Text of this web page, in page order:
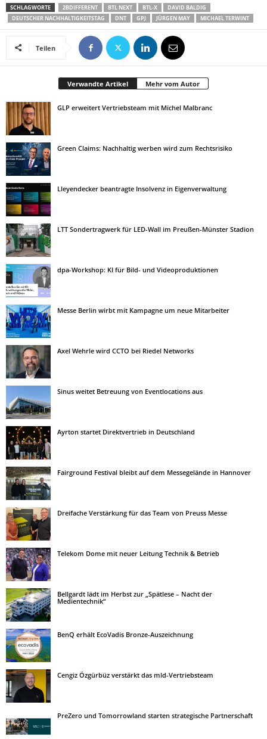
SCHLAGWORTE 2BDIFFERENT BTL NEXT BTL-X
DAVID BALDIG
DEUTSCHER NACHHALTIGKEITSTAG
DNT GPJ JÜRGEN MAY MICHAEL TERWINT
Teilen
Verwandte Artikel Mehr vom Autor
GLP erweitert Vertriebsteam mit Michel Malbranc
Green Claims: Nachhaltig werben wird zum Rechtsrisiko
Lleyendecker beantragte Insolvenz in Eigenverwaltung
LTT Sondertragwerk für LED-Wall im Preußen-Münster Stadion
dpa-Workshop: KI für Bild- und Videoproduktionen
Messe Berlin wirbt mit Kampagne um neue Mitarbeiter
Axel Wehrle wird CCTO bei Riedel Networks
Sinus weitet Betreuung von Eventlocations aus
Ayrton startet Direktvertrieb in Deutschland
Fairground Festival bleibt auf dem Messegelände in Hannover
Dreifache Verstärkung für das Team von Preuss Messe
Telekom Dome mit neuer Leitung Technik & Betrieb
Bellgardt lädt im Herbst zur „Spätlese – Nacht der
Medientechnik“
BenQ erhält EcoVadis Bronze-Auszeichnung
Cengiz Özgürbüz verstärkt das mld-Vertriebsteam
PreZero und Tomorrowland starten strategische Partnerschaft